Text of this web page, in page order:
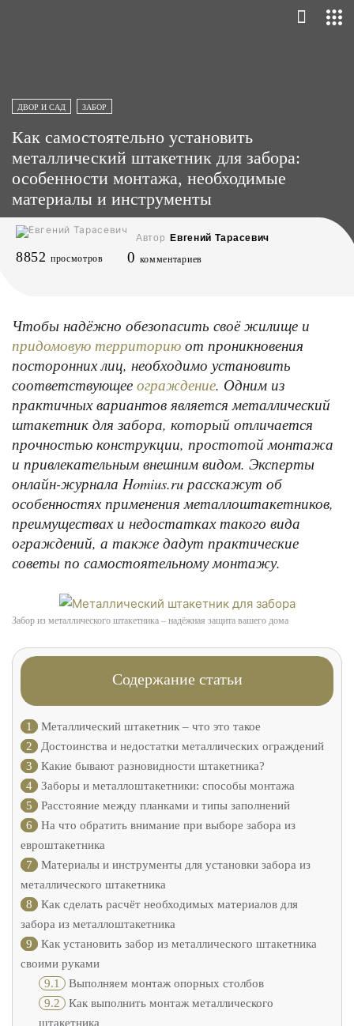
ДВОР И САД ЗАБОР
Как самостоятельно установить
металлический штакетник для забора:
особенности монтажа, необходимые
материалы и инструменты
Автор Евгений Тарасевич
8852 просмотров 0 комментариев
Чтобы надёжно обезопасить своё жилище и
придомовую территорию от проникновения
посторонних лиц, необходимо установить
соответствующее ограждение. Одним из
практичных вариантов является металлический
штакетник для забора, который отличается
прочностью конструкции, простотой монтажа
и привлекательным внешним видом. Эксперты
онлайн-журнала Homius.ru расскажут об
особенностях применения металлоштакетников,
преимуществах и недостатках такого вида
ограждений, а также дадут практические
советы по самостоятельному монтажу.
Забор из металлического штакетника – надёжная защита вашего дома
Содержание статьи
1
Металлический штакетник – что это такое
2
Достоинства и недостатки металлических ограждений
3
Какие бывают разновидности штакетника?
4
Заборы и металлоштакетники: способы монтажа
5
Расстояние между планками и типы заполнений
6
На что обратить внимание при выборе забора из
евроштакетника
7
Материалы и инструменты для установки забора из
металлического штакетника
8
Как сделать расчёт необходимых материалов для
забора из металлоштакетника
9
Как установить забор из металлического штакетника
своими руками
9.1 Выполняем монтаж опорных столбов
9.2 Как выполнить монтаж металлического
штакетника